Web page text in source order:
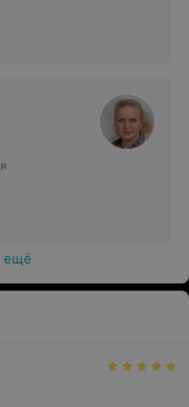
поколения:
заработать
рынке, сочетает в
ещё